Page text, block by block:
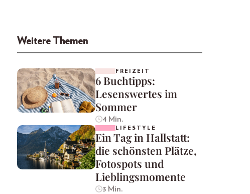
Weitere Themen
FREIZEIT
6 Buchtipps:
Lesenswertes im
Sommer
4 Min.
LIFESTYLE
Ein Tag in Hallstatt:
die schönsten Plätze,
Fotospots und
Lieblingsmomente
3 Min.